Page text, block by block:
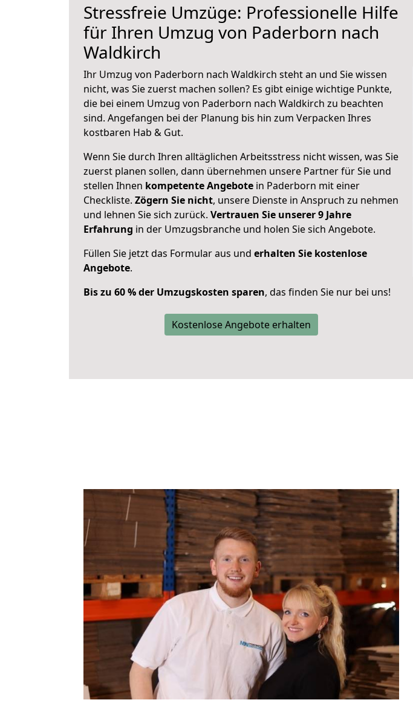
Stressfreie Umzüge: Professionelle Hilfe
für Ihren Umzug von Paderborn nach
Waldkirch
Ihr Umzug von Paderborn nach Waldkirch steht an und Sie wissen
nicht, was Sie zuerst machen sollen? Es gibt einige wichtige Punkte,
die bei einem Umzug von Paderborn nach Waldkirch zu beachten
sind. Angefangen bei der Planung bis hin zum Verpacken Ihres
kostbaren Hab & Gut.
Wenn Sie durch Ihren alltäglichen Arbeitsstress nicht wissen, was Sie
zuerst planen sollen, dann übernehmen unsere Partner für Sie und
stellen Ihnen kompetente Angebote in Paderborn mit einer
Checkliste. Zögern Sie nicht, unsere Dienste in Anspruch zu nehmen
und lehnen Sie sich zurück. Vertrauen Sie unserer 9 Jahre
Erfahrung in der Umzugsbranche und holen Sie sich Angebote.
Füllen Sie jetzt das Formular aus und erhalten Sie kostenlose
Angebote.
Bis zu 60 % der Umzugskosten sparen, das finden Sie nur bei uns!
Kostenlose Angebote erhalten